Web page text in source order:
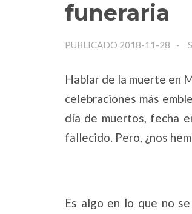
funeraria
PUBLICADO 2018-11-28
Hablar de la muerte en
celebraciones más
día de muertos, fecha
fallecido. Pero, ¿nos
Es algo en lo que no